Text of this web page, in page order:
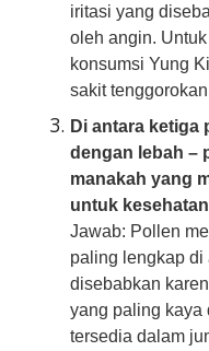
iritasi yang
oleh angin.
konsumsi Yung
sakit
Di antara
dengan lebah –
manakah yang
untuk
Jawab: Pollen
paling lengkap di
disebabkan
yang paling kaya
tersedia dalam